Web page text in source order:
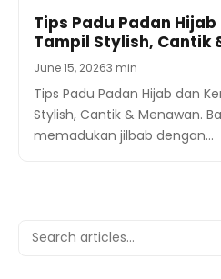
Tips Padu Padan
Tampil Stylish, Cantik
June 15, 20263 min
Tips Padu Padan Hijab dan
Stylish, Cantik & Menawan.
memadukan jilbab dengan…
Search